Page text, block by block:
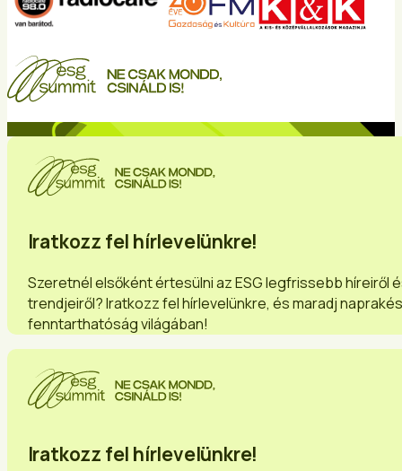
Iratkozz fel hírlevelünkre!
Szeretnél elsőként értesülni az ESG legfrissebb híreiről
trendjeiről? Iratkozz fel hírlevelünkre, és maradj
fenntarthatóság világában!
Iratkozz fel hírlevelünkre!